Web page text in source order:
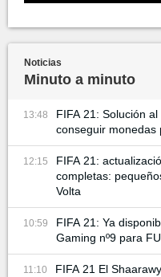
Noticias
Minuto a minuto
13:48
FIFA 21: Solución
conseguir monedas
12:15
FIFA 21:
completas:
Volta
10:59
FIFA 21: Ya
Gaming nº9 para
11:10
FIFA 21 El